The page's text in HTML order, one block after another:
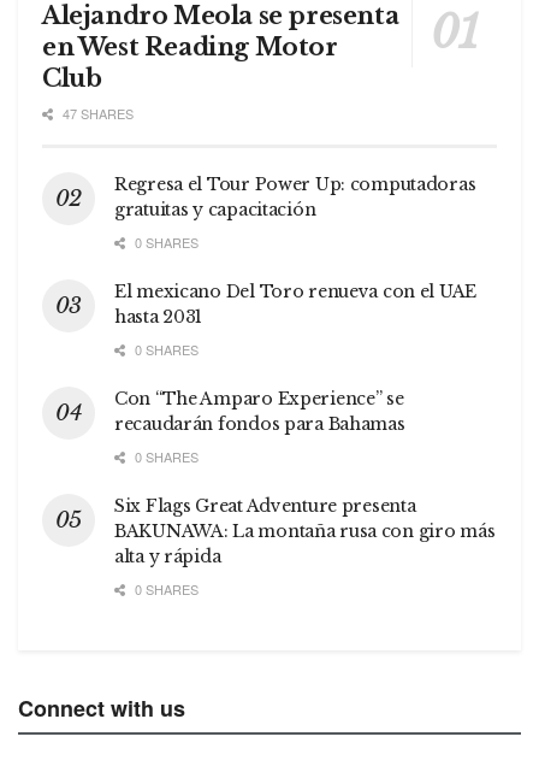
Alejandro Meola se presenta
en West Reading Motor
Club
47 SHARES
Regresa el Tour Power Up: computadoras
gratuitas y capacitación
0 SHARES
El mexicano Del Toro renueva con el UAE
hasta 2031
0 SHARES
Con “The Amparo Experience” se
recaudarán fondos para Bahamas
0 SHARES
Six Flags Great Adventure presenta
BAKUNAWA: La montaña rusa con giro más
alta y rápida
0 SHARES
Connect with us